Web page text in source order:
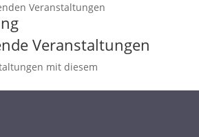
Veranstaltungen
Veranstaltungen
mit diesem